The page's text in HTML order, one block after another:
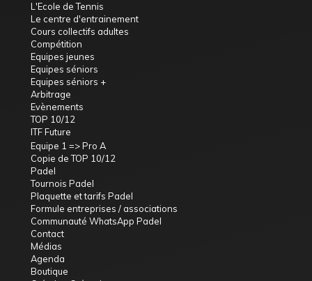
L'Ecole de Tennis
Le centre d'entrainement
Cours collectifs adultes
Compétition
Equipes jeunes
Equipes séniors
Equipes séniors +
Arbitrage
Evènements
TOP 10/12
ITF Future
Equipe 1 => Pro A
Copie de TOP 10/12
Padel
Tournois Padel
Plaquette et tarifs Padel
Formule entreprises / associations
Communauté WhatsApp Padel
Contact
Médias
Agenda
Boutique